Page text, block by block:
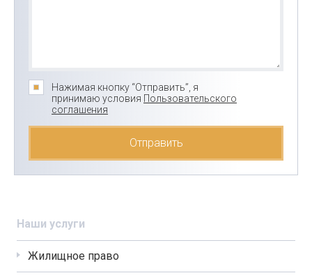
Нажимая кнопку “Отправить”, я
принимаю условия Пользовательского
соглашения
Наши услуги
Жилищное право